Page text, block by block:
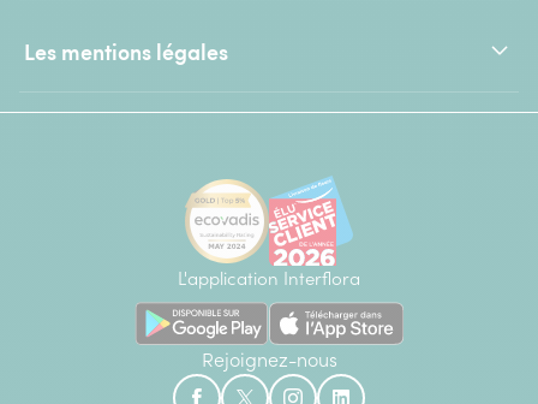
Les mentions légales
L'application Interflora
Rejoignez-nous